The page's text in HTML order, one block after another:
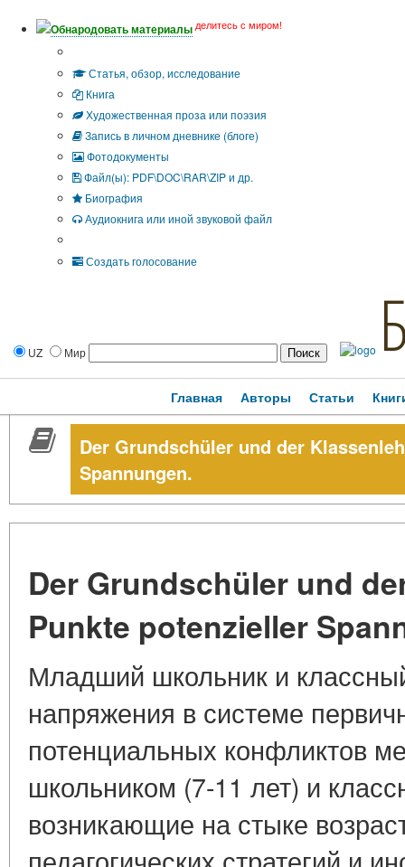
Обнародовать материалы делитесь с миром!
Статья, обзор, исследование
Книга
Художественная проза или поэзия
Запись в личном дневнике (блоге)
Фотодокументы
Файл(ы): PDF\DOC\RAR\ZIP и др.
Биография
Аудиокнига или иной звуковой файл
Создать голосование
UZ Мир
Главная Авторы Статьи
Der Grundschüler und der
Spannungen.
Der Grundschüler und
Punkte potenzieller
Младший школьник и
напряжения в системе
потенциальных конфликтов
школьником (7-11 лет) и
возникающие на стыке